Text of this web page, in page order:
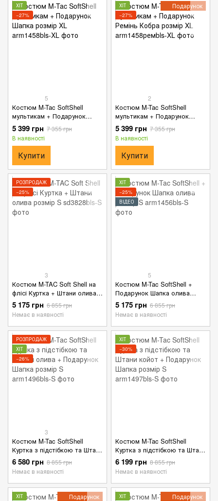
ХІТ
−27%
5
Костюм M-Tac SoftShell
мультикам + Подарунок
Шапка розмір XL
5 399 грн 7 355 грн
В наявності
Купити
Подарунок
ХІТ
−27%
2
Костюм M-Tac SoftShell
мультикам + Подарунок
Ремінь Кобра розмір XL
5 399 грн 7 355 грн
В наявності
Купити
РОЗПРОДАЖ
−25%
3
Костюм M-TAC Soft Shell на
флісі Куртка + Штани олива
розмір S
5 175 грн 6 855 грн
Немає в наявності
ХІТ
−25%
ВІДЕО
5
Костюм M-Tac SoftShell +
Подарунок Шапка олива
розмір S
5 175 грн 6 855 грн
Немає в наявності
РОЗПРОДАЖ
ХІТ
−26%
3
Костюм M-Tac SoftShell
Куртка з підстібкою та Штани
олива + Подарунок Шапка
розмір S
6 580 грн 8 855 грн
Немає в наявності
ХІТ
−30%
Костюм M-Tac SoftShell
Куртка з підстібкою та Штани
койот + Подарунок Шапка
розмір S
6 199 грн 8 855 грн
Немає в наявності
Подарунок
ХІТ
Подарунок
ХІТ